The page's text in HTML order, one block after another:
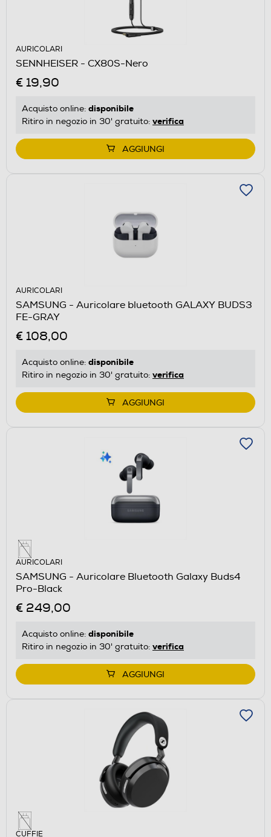
AURICOLARI
SENNHEISER - CX80S-Nero
€ 19,90
Acquisto online: disponibile
Ritiro in negozio in 30' gratuito: verifica
AGGIUNGI
AURICOLARI
SAMSUNG - Auricolare bluetooth GALAXY BUDS3
FE-GRAY
€ 108,00
Acquisto online: disponibile
Ritiro in negozio in 30' gratuito: verifica
AGGIUNGI
AURICOLARI
SAMSUNG - Auricolare Bluetooth Galaxy Buds4
Pro-Black
€ 249,00
Acquisto online: disponibile
Ritiro in negozio in 30' gratuito: verifica
AGGIUNGI
CUFFIE